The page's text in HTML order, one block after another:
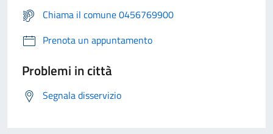
Chiama il comune 0456769900
Prenota un appuntamento
Problemi in città
Segnala disservizio